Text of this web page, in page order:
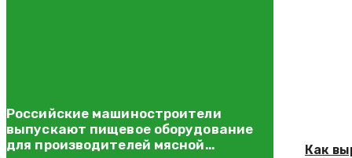
Как
Российские машиностроители
выпускают пищевое оборудование
для производителей мясной